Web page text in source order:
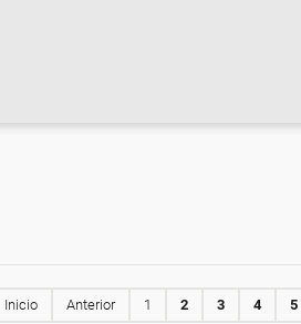
Inicio Anterior 1 2 3 4 5